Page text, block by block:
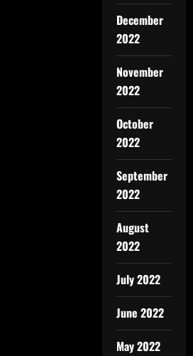
December
2022
November
2022
October
2022
September
2022
August
2022
July 2022
June 2022
May 2022